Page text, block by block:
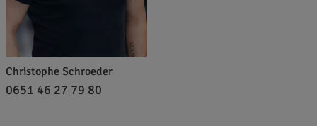
Christophe Schroeder
0651 46 27 79 80